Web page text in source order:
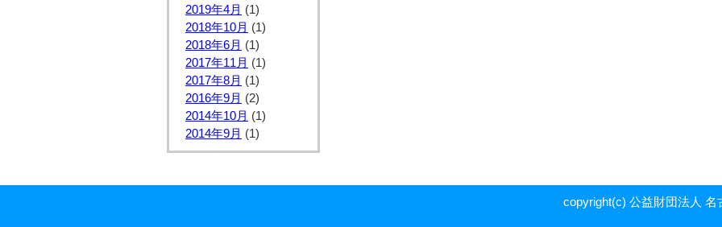
2019年4月 (1)
2018年10月 (1)
2018年6月 (1)
2017年11月 (1)
2017年8月 (1)
2016年9月 (2)
2014年10月 (1)
2014年9月 (1)
copyright(c) 公益財団法人